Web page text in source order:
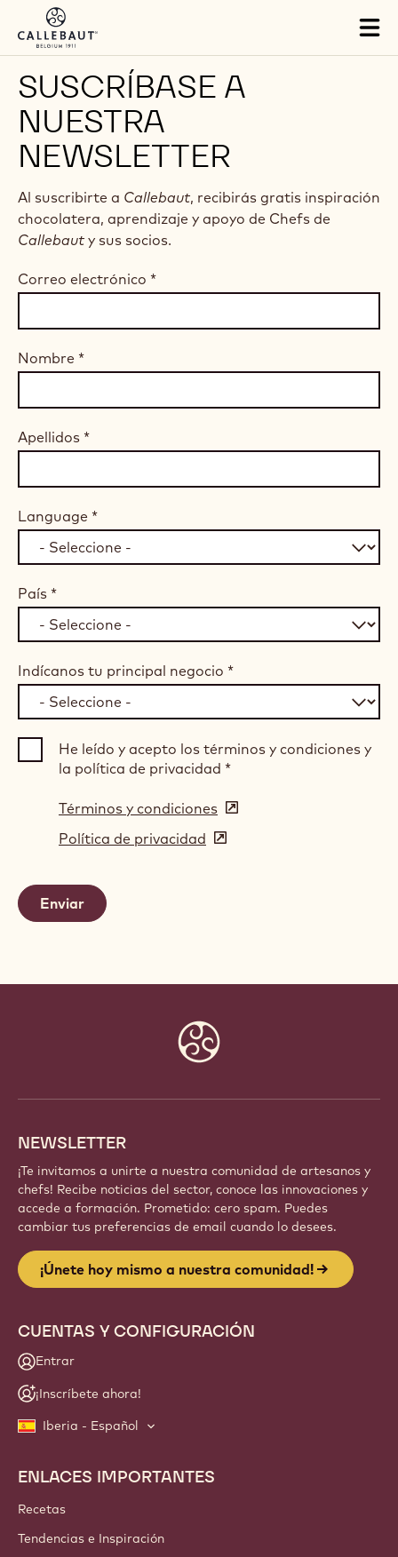
Skip to main content
SUSCRÍBASE A
NUESTRA
NEWSLETTER
Al suscribirte a Callebaut, recibirás gratis inspiración
chocolatera, aprendizaje y apoyo de Chefs de
Callebaut y sus socios.
Correo electrónico *
Nombre *
Apellidos *
Language *
País *
Indícanos tu principal negocio *
He leído y acepto los términos y condiciones y
la política de privacidad *
Términos y condiciones (opens
in
Política de privacidad (opens
NEWSLETTER
¡Te invitamos a unirte a nuestra comunidad de artesanos y
chefs! Recibe noticias del sector, conoce las innovaciones y
accede a formación. Prometido: cero spam. Puedes
cambiar tus preferencias de email cuando lo desees.
¡Únete hoy mismo a nuestra comunidad!
CUENTAS Y CONFIGURACIÓN
Entrar
¡Inscríbete ahora!
Iberia - Español
Footer
Callebaut
ENLACES IMPORTANTES
Recetas
Tendencias e Inspiración